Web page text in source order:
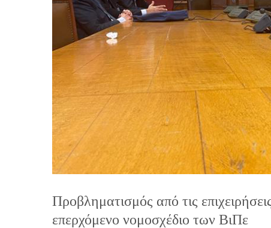
Προβληματισμός από τις
επερχόμενο νομοσχέδιο των ΒιΠε